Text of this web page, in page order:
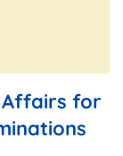
Affairs for